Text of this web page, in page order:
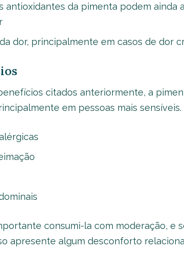
antioxidantes da pimenta podem ainda
dor, principalmente em casos de dor
citados anteriormente, a
em pessoas mais sensíveis.
consumi-la com moderação, e
apresente algum desconforto